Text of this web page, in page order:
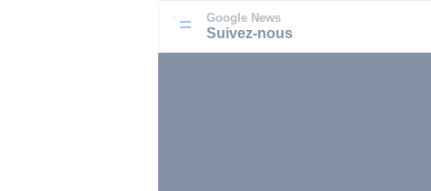
Google News
Suivez-nous